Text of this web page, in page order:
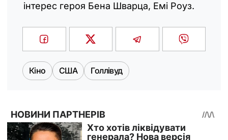
інтерес героя Бена Шварца, Емі Роуз.
Кіно США Голлівуд